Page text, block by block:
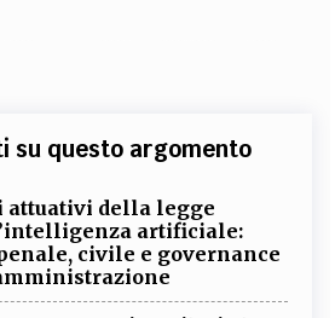
su questo argomento
attuativi della legge
artificiale:
civile e governance